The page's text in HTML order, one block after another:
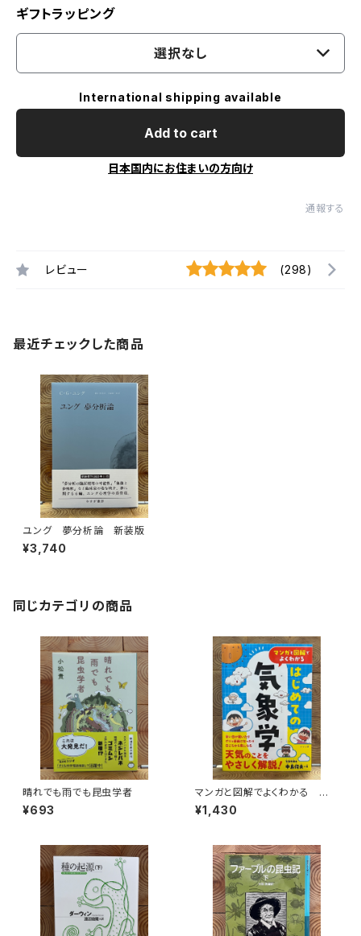
ギフトラッピング
選択なし
International shipping available
Add to cart
日本国内にお住まいの方向け
通報する
レビュー (298)
最近チェックした商品
ユング 夢分析論 新装版
¥3,740
同じカテゴリの商品
晴れでも雨でも昆虫学者
¥693
マンガと図解でよくわかる はじ
めての気象学
¥1,430